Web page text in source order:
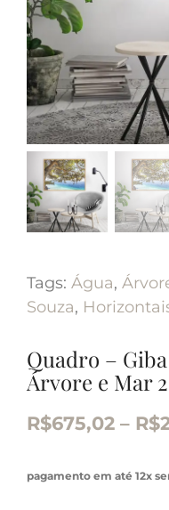
Tags: Água,
Souza,
Quadro –
Árvore e Mar 2
R$675,02 – R$
pagamento em até 12x